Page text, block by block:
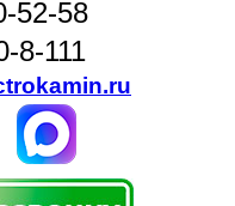
52-58
8-111